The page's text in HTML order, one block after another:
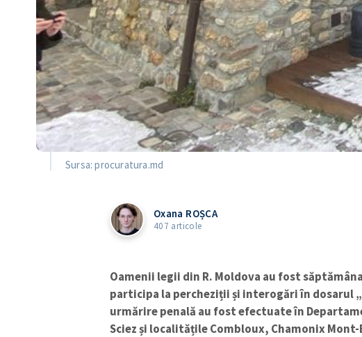
Sursa: procuratura.md
Oxana ROȘCA
407 articole
Oamenii legii din R. Moldova au fost
participa la percheziții și interogări în dosarul
urmărire penală au fost efectuate în
Sciez și localitățile Combloux, Chamonix Mont-